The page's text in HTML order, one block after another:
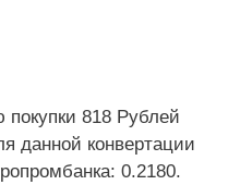
818 Рублей
данной конвертации
0.2180.